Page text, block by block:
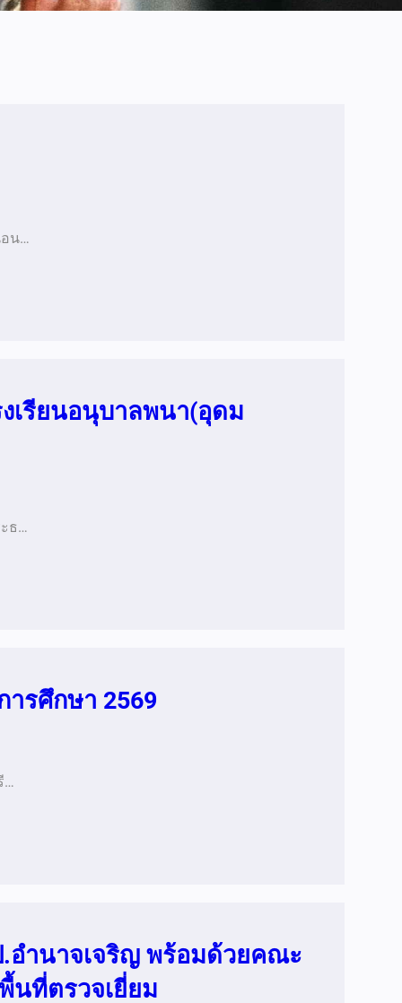
อน…
เรียนอนุบาลพนา(อุดม
ธ…
ารศึกษา 2569
…
อำนาจเจริญ พร้อมด้วยคณะ
นที่ตรวจเยี่ยม